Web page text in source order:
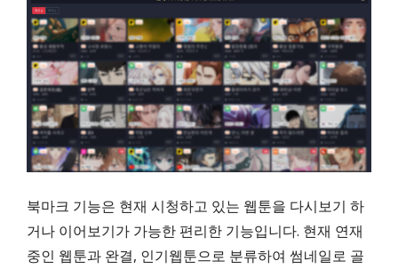
북마크 기능은 현재 시청하고 있는 웹툰을 다시보기 하
거나 이어보기가 가능한 편리한 기능입니다. 현재 연재
중인 웹툰과 완결, 인기웹툰으로 분류하여 썸네일로 골